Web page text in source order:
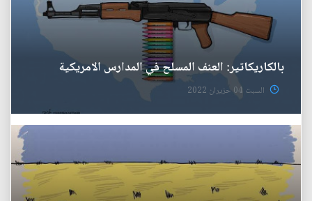
بالكاريكاتير: العنف المسلح في المدارس الامريكية
السبت 04 حزيران 2022